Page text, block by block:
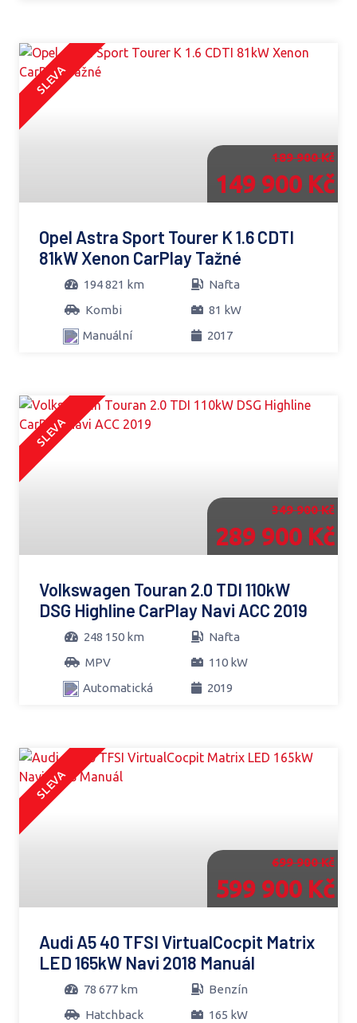
SLEVA
189 900 Kč
149 900 Kč
Opel Astra Sport Tourer K 1.6 CDTI
81kW Xenon CarPlay Tažné
194 821 km
Nafta
Kombi
81 kW
Manuální
2017
SLEVA
349 900 Kč
289 900 Kč
Volkswagen Touran 2.0 TDI 110kW
DSG Highline CarPlay Navi ACC 2019
248 150 km
Nafta
MPV
110 kW
Automatická
2019
SLEVA
699 900 Kč
599 900 Kč
Audi A5 40 TFSI VirtualCocpit Matrix
LED 165kW Navi 2018 Manuál
78 677 km
Benzín
Hatchback
165 kW